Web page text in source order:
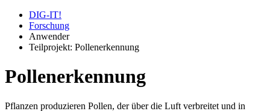
DIG-IT!
Forschung
Anwender
Teilprojekt: Pollenerkennung
Pollenerkennung
Pflanzen produzieren Pollen, der über die Luft verbreitet und in